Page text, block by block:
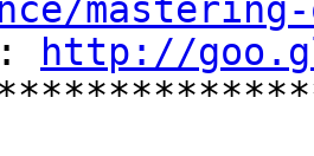
http://